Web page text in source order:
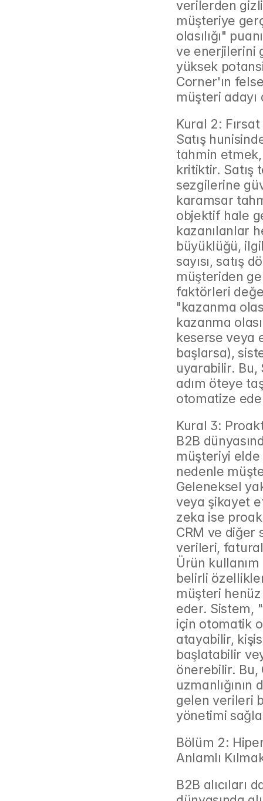
verilerden
müşteriye
olasılığı"
ve enerjilerini
yüksek
Corner'ın
müşteri adayı
Kural 2: Fırsat
Satış
tahmin
kritiktir. Satış
sezgilerine
karamsar
objektif hale
kazanılanlar
büyüklüğü,
sayısı, satış
müşteriden
faktörleri
"kazanma
kazanma
keserse veya
başlarsa),
uyarabilir. Bu,
adım öteye
otomatize
Kural 3:
B2B
müşteriyi
nedenle
Geleneksel
veya şikayet
zeka ise
CRM ve diğer
verileri,
Ürün
belirli
müşteri
eder. Sistem,
için otomatik
atayabilir,
başlatabilir
önerebilir. Bu,
gelen verileri
yönetimi
Bölüm 2:
Anlamlı
B2B alıcıları